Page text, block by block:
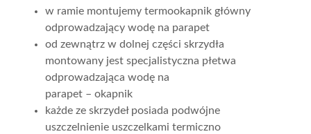
w ramie montujemy termookapnik główny
odprowadzający wodę na parapet
od zewnątrz w dolnej części skrzydła
montowany jest specjalistyczna płetwa
odprowadzająca wodę na
parapet – okapnik
każde ze skrzydeł posiada podwójne
uszczelnienie uszczelkami termiczno